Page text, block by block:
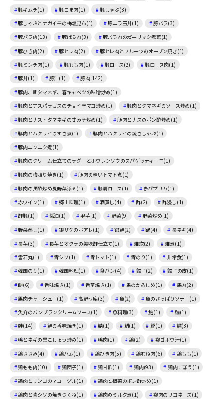
豚キムチ(1)
豚こま肉(1)
豚しゃぶ(3)
豚しゃぶとナガイモの梅塩昆布(1)
豚ニラ玉丼(1)
豚バラ(3)
豚バラ肉(13)
豚ばら肉(3)
豚バラ肉のガーリック煮菜(1)
豚ひき肉(2)
豚ヒレ肉(2)
豚ヒレ肉とフルーツのオーブン焼き(1)
豚ミンチ肉(1)
豚もも肉(1) 豚ロース(2)
豚ロース肉(1)
豚丼(1)
豚汁(1)
豚肉(142)
豚肉、新タマネギ、春キャベツの味噌炒め(1)
豚肉とアスパラガスのチョイ辛マヨ炒め(1)
豚肉とタマネギのソース炒め(1)
豚肉とナス・タマネギの甘みそ炒め(1)
豚肉とナスのポン酢炒め(1)
豚肉とハクサイのすき煮(1)
豚肉とハクサイの焼きしゃぶ(1)
豚肉ニンニク煮(1)
豚肉のクリーム仕立てのラグーとホウレンソウのスパゲッティーニ(1)
豚肉の梅照り焼き(1)
豚肉の軽いトマト煮(1)
豚肉の黒酢炒め夏野菜添え(1)
豚肩ロース(1)
赤パプリカ(1)
赤ワイン(1)
郷土料理(1) 酒蒸し(4) 酢(2)
酢浸し(1)
酢豚(1)
醤油(1) 里芋(1) 野菜(9)
野菜炒め(1)
野菜蒸し(1)
銀ザケのポアレ(1) 銀鮭(2) 鍋(4)
長ネギ(4)
長芋(3)
長芋とオクラの美味酢仕立て(1) 雑炊(2)
雑煮(1)
雪若丸(1)
青シソ(1) 青トマト(1) 青のり(1)
非常食(1)
韓国のり(1)
韓国料理(1) 食パン(4) 餃子(2)
餃子の皮(1)
餅(6)
香味焼き(1) 香草焼き(1) 馬のかみしめ(1)
馬肉(2)
馬肉チャーシュー(1)
高野豆腐(3) 魚(2)
魚のさっぱりソテー(1)
魚介のバンブランクリームソース(1)
魚料理(3) 鮎(1)
鮪(1)
鮭(14)
鮭の香味焼き(1) 鯖(1) 鯛(1) 鰹(1)
鱈(3)
鴨とネギの黒こしょう炒め(1)
鴨肉(1) 鶏(2)
鶏ゴボウ汁(1)
鶏ささみ(4)
鶏ハム(1) 鶏ひき肉(5) 鶏むね肉(6)
鶏もも(1)
鶏もも肉(10)
鶏団子(1) 鶏甘酢(1) 鶏肉(93)
鶏肉ごぼう(1)
鶏肉とリンゴのマヨーグル(1)
鶏肉と根菜のポン酢炒め(1)
鶏肉と青シソの焼きつくね(1)
鶏肉のミルク煮(1)
鶏肉のリヨネーズ(1)